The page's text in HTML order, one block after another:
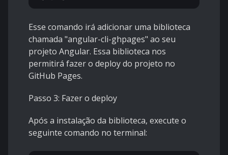
Esse comando irá adicionar uma biblioteca
chamada "angular-cli-ghpages" ao seu
projeto Angular. Essa biblioteca nos
permitirá fazer o deploy do projeto no
GitHub Pages.
Passo 3: Fazer o deploy
Após a instalação da biblioteca, execute o
seguinte comando no terminal: